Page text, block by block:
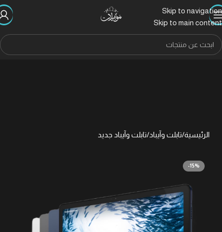
Skip to navigation
Skip to main content
الرئيسية/تابلت وآيباد/تابلت وآيباد جديد
-15%